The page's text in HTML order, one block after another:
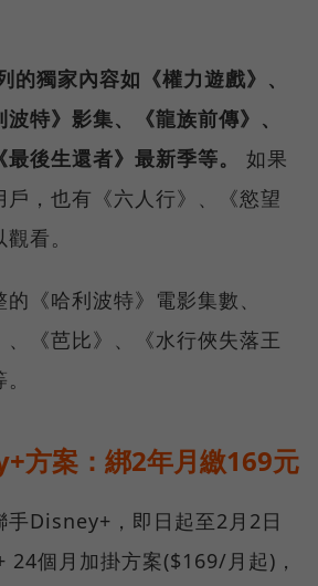
的獨家內容如《權力遊戲》、
特》影集、《龍族前傳》、
最後生還者》最新季等。
如果
，也有《六人行》、《慾望
看。
《哈利波特》電影集數、
、《芭比》、《水行俠失落王
方案：綁2年月繳169元
手Disney+，即日起至2月2日
24個月加掛方案($169/月起)，